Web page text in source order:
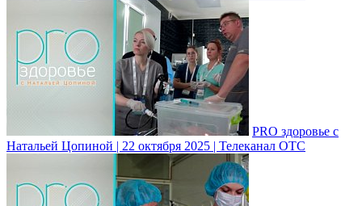
PRO здоровье с
Натальей Цопиной | 22 октября 2025 | Телеканал ОТС